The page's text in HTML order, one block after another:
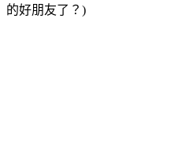
的好朋友了？)